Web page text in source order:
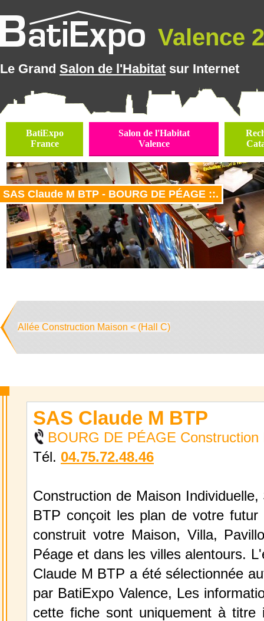
Valence
Le Grand Salon de l'Habitat sur Internet
BatiExpo
France
Salon de l'Habitat
Valence
SAS Claude M BTP - BOURG DE PÉAGE ::.
Allée Construction Maison < (Hall C)
SAS Claude M BTP
BOURG DE PÉAGE Construction
Tél. 04.75.72.48.46
Construction de Maison
BTP conçoit les plan de votre futur
construit votre Maison, Villa,
Péage et dans les villes alentours.
Claude M BTP a été sélectionnée
par BatiExpo Valence, Les
cette fiche sont uniquement à titre